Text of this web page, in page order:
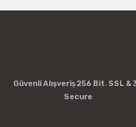
Güvenli Alışveriş 256 Bit. SSL &
Secure